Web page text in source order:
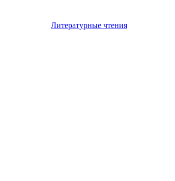
Литературные чтения